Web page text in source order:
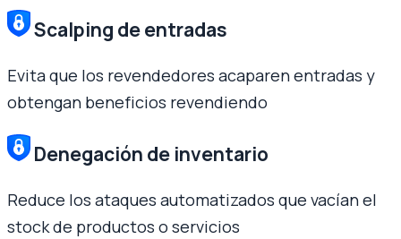
Scalping de entradas
Evita que los revendedores acaparen entradas y
obtengan beneficios revendiendo
Denegación de inventario
Reduce los ataques automatizados que vacían el
stock de productos o servicios